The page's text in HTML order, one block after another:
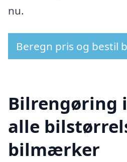
nu.
Beregn pris og bestil
Bilrengøring
alle
bilmærker